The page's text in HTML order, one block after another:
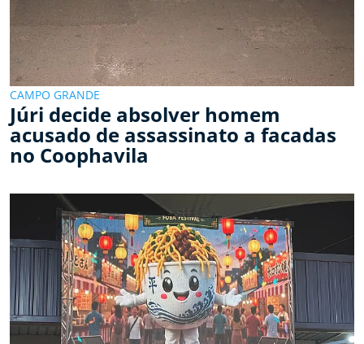
CAMPO GRANDE
Júri decide absolver homem
acusado de assassinato a facadas
no Coophavila